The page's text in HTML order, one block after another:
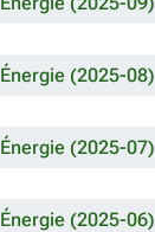
Énergie (2025-08)
Énergie (2025-07)
Énergie (2025-06)